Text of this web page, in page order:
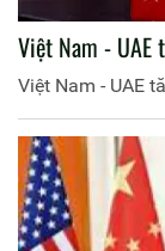
Việt Nam -
Việt Nam - UAE